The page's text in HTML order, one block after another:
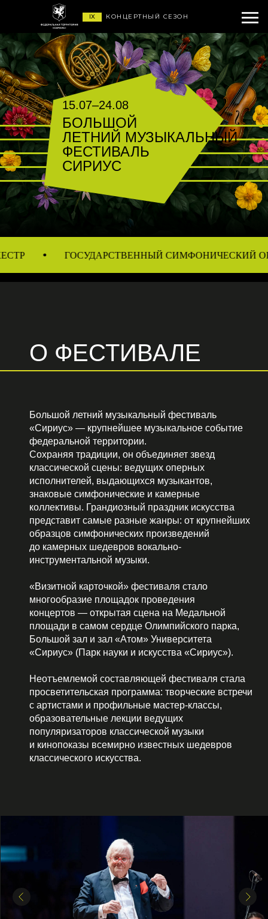
КОНЦЕРТНЫЙ СЕЗОН
IX
15.07–24.08
БОЛЬШОЙ
ЛЕТНИЙ МУЗЫКАЛЬНЫЙ
ФЕСТИВАЛЬ
СИРИУС
ГОСУДАРСТВЕННЫЙ СИМФОНИЧЕСКИЙ ОРКЕСТР
О ФЕСТИВАЛЕ
Большой летний музыкальный фестиваль
«Сириус» — крупнейшее музыкальное событие
федеральной территории.
Сохраняя традиции, он объединяет звезд
классической сцены: ведущих оперных
исполнителей, выдающихся музыкантов,
знаковые симфонические и камерные
коллективы. Грандиозный праздник искусства
представит самые разные жанры: от крупнейших
образцов симфонических произведений
до камерных шедевров вокально-
инструментальной музыки.
«Визитной карточкой» фестиваля стало
многообразие площадок проведения
концертов — открытая сцена на Медальной
площади в самом сердце Олимпийского парка,
Большой зал и зал «Атом» Университета
«Сириус» (Парк науки и искусства «Сириус»).
Неотъемлемой составляющей фестиваля стала
просветительская программа: творческие встречи
с артистами и профильные мастер-классы,
образовательные лекции ведущих
популяризаторов классической музыки
и кинопоказы всемирно известных шедевров
классического искусства.